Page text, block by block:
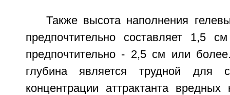
Также высота наполнения
предпочтительно составляет 1,5
предпочтительно - 2,5 см или
глубина является трудной для
концентрации аттрактанта